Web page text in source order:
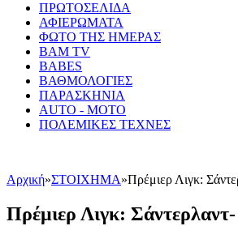
ΠΡΩΤΟΣΕΛΙΔΑ
ΑΦΙΕΡΩΜΑΤΑ
ΦΩΤΟ ΤΗΣ ΗΜΕΡΑΣ
BAM TV
BABES
ΒΑΘΜΟΛΟΓΙΕΣ
ΠΑΡΑΣΚΗΝΙΑ
AUTO - MOTO
ΠΟΛΕΜΙΚΕΣ ΤΕΧΝΕΣ
Αρχική»ΣΤΟΙΧΗΜΑ»Πρέμιερ Λιγκ:
Πρέμιερ Λιγκ: